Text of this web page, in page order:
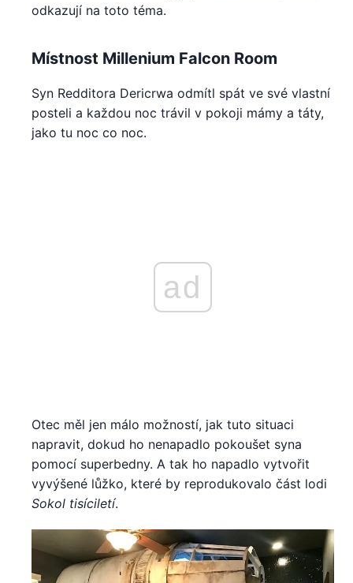
odkazují na toto téma.
Místnost Millenium Falcon Room
Syn Redditora Dericrwa odmítl spát ve své vlastní
posteli a každou noc trávil v pokoji mámy a táty,
jako tu noc co noc.
ad
Otec měl jen málo možností, jak tuto situaci
napravit, dokud ho nenapadlo pokoušet syna
pomocí superbedny. A tak ho napadlo vytvořit
vyvýšené lůžko, které by reprodukovalo část lodi
Sokol tisíciletí.